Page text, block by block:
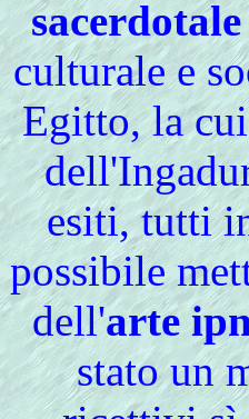
culturale e
Egitto, la cui
esiti, tutti
possibile
dell'arte
stato un